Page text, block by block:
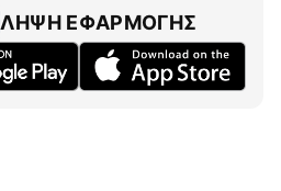
ΛΉΨΗ ΕΦΑΡΜΟΓΉΣ